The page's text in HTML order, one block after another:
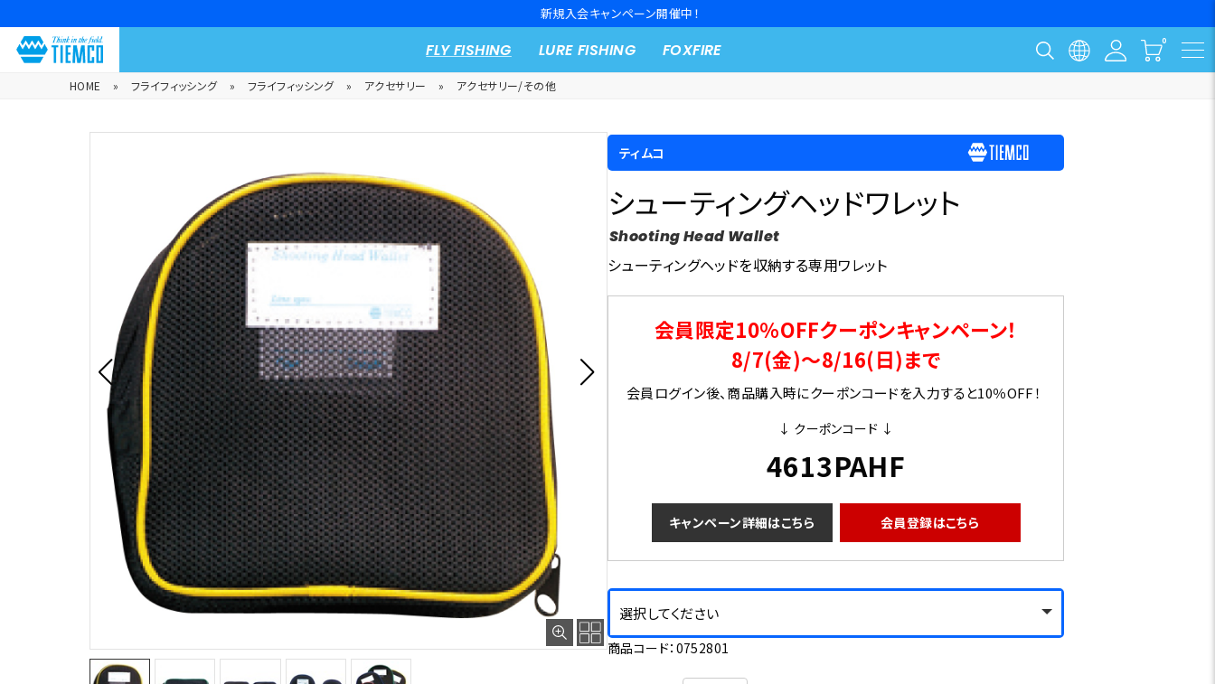
新規入会キャンペーン開催中！
FLY FISHING LURE FISHING FOXFIRE
HOME » フライフィッシング » フライフィッシング » アクセサリー » アクセサリー/その他
ティムコ
シューティングヘッドワレット
Shooting Head Wallet
シューティングヘッドを収納する専用ワレット
会員限定10％OFFクーポンキャンペーン！
8/7(金)～8/16(日)まで
会員ログイン後、商品購入時にクーポンコードを入力すると10％OFF！
↓ クーポンコード ↓
4613PAHF
キャンペーン詳細はこちら 会員登録はこちら
選択してください
商品コード：0752801